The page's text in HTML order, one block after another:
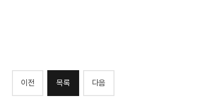
이전 목록 다음